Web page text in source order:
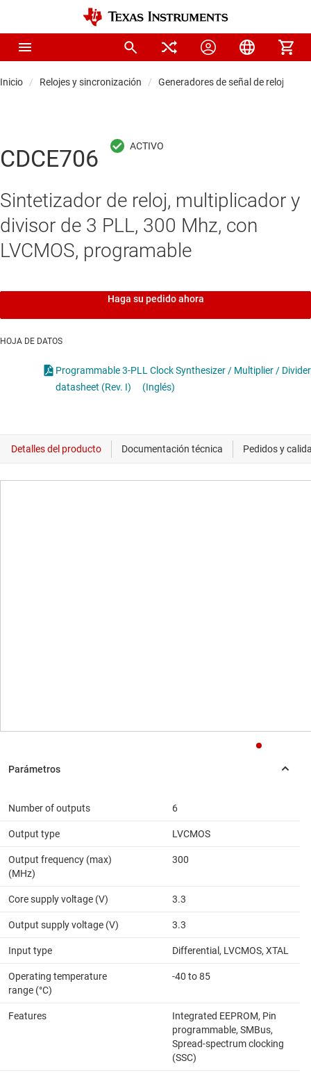
Inicio Relojes y sincronización Generadores de señal de reloj
CDCE706
Sintetizador de reloj, multiplicador y
divisor de 3 PLL, 300 Mhz, con
LVCMOS, programable
Haga su pedido ahora
HOJA DE DATOS
Programmable 3-PLL Clock Synthesizer / Multiplier / Divider
datasheet (Rev. I)
(Inglés)
Number of outputs 6
Output type LVCMOS
Output frequency (max)
(MHz)
300
Core supply voltage (V) 3.3
Output supply voltage (V) 3.3
Input type Differential, LVCMOS, XTAL
Operating temperature
range (°C)
-40 to 85
Features
Integrated EEPROM, Pin
programmable, SMBus,
Spread-spectrum clocking
(SSC)